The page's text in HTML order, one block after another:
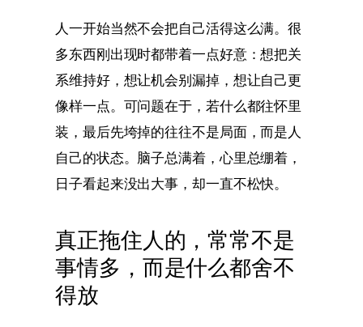
人一开始当然不会把自己活得这么满。很
多东西刚出现时都带着一点好意：想把关
系维持好，想让机会别漏掉，想让自己更
像样一点。可问题在于，若什么都往怀里
装，最后先垮掉的往往不是局面，而是人
自己的状态。脑子总满着，心里总绷着，
日子看起来没出大事，却一直不松快。
真正拖住人的，常常不是
事情多，而是什么都舍不
得放